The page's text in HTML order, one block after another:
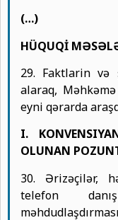
(…)
HÜQUQİ
29. Faktlarin və
alaraq,
eyni qərarda
I.
OLUNAN
30. Ərizəçilər,
telefon